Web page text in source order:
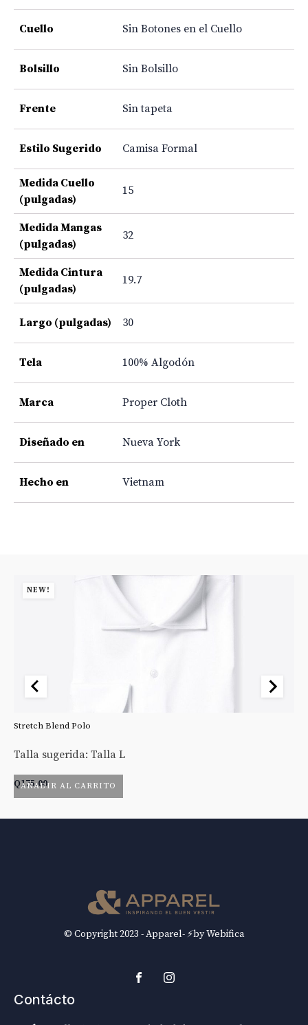
Cuello Sin Botones en el Cuello
Bolsillo Sin Bolsillo
Frente Sin tapeta
Estilo Sugerido Camisa Formal
Medida Cuello
(pulgadas)
15
Medida Mangas
(pulgadas)
32
Medida Cintura
(pulgadas)
19.7
Largo (pulgadas) 30
Tela 100% Algodón
Marca Proper Cloth
Diseñado en Nueva York
Hecho en Vietnam
NEW!
AÑADIR AL CARRITO
Stretch Blend Polo
Talla sugerida: Talla L
Q175.00
© Copyright 2023 - Apparel- ⚡by Webifica
Contácto